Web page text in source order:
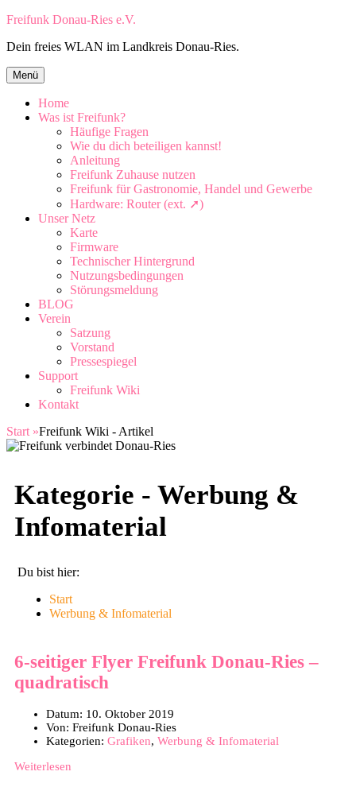
Zum
springen
Freifunk Donau-Ries e.V.
Dein freies WLAN im Landkreis Donau-Ries.
Menü Zum
Inhalt
springen
Home
Was ist Freifunk?
Häufige Fragen
Wie du dich beteiligen kannst!
Anleitung
Freifunk Zuhause nutzen
Freifunk für Gastronomie, Handel und Gewerbe
Hardware: Router (ext. ➚)
Unser Netz
Karte
Firmware
Technischer Hintergrund
Nutzungsbedingungen
Störungsmeldung
BLOG
Verein
Satzung
Vorstand
Pressespiegel
Support
Freifunk Wiki
Kontakt
Start »Freifunk Wiki - Artikel
Kategorie - Werbung &
Infomaterial
Du bist hier:
Start
Werbung & Infomaterial
6-seitiger Flyer Freifunk Donau-Ries –
quadratisch
Datum: 10. Oktober 2019
Von: Freifunk Donau-Ries
Kategorien: Grafiken, Werbung & Infomaterial
Weiterlesen